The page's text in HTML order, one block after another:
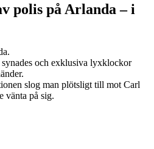
polis på Arlanda – i
synades och exklusiva lyxklockor
slog man plötsligt till mot Carl
vänta på sig.